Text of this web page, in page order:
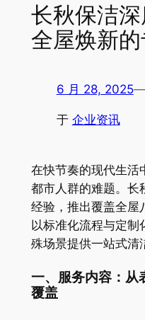
长秋保洁深
全屋焕新
6 月 28, 2025—
于 企业资讯
在快节奏的现代生活
都市人群的难题。长
经验，推出覆盖全屋
以标准化流程与定制
殊场景提供一站式清
一、服务内容：从
覆盖